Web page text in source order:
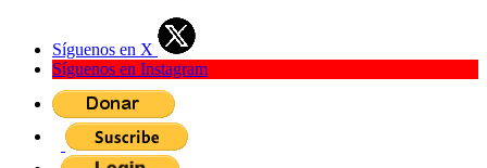
Síguenos en X
Síguenos en Instagram